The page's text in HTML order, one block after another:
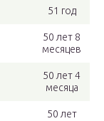
51 год
50 лет 8
месяцев
50 лет 4
месяца
50 лет